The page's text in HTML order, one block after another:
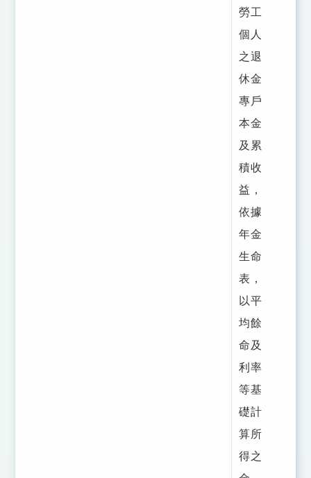
勞工
個人
之退
休金
專戶
本金
及累
積收
益，
依據
年金
生命
表，
以平
均餘
命及
利率
等基
礎計
算所
得之